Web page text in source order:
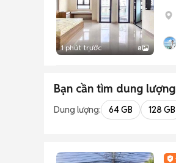
1 phút trước 8
Bạn cần tìm dung lượng
Dung lượng: 64 GB 128 GB